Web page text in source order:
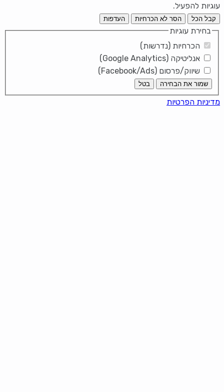
עוגיות להפעיל.
קבל הכל הסר לא הכרחיות העדפות
בחירת עוגיות
הכרחיות (נדרשות)
אנליטיקה (Google Analytics)
שיווק/פרסום (Facebook/Ads)
שמור את הבחירה בטל
מדיניות הפרטיות